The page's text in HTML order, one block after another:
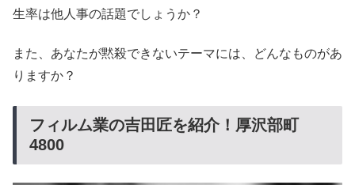
生率は他人事の話題でしょうか？
また、あなたが黙殺できないテーマには、どんなものがあ
りますか？
フィルム業の吉田匠を紹介！厚沢部町
4800